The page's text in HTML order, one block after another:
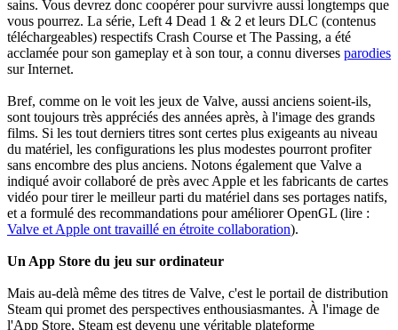
sains. Vous devrez donc coopérer pour survivre aussi longtemps que
vous pourrez. La série, Left 4 Dead 1 & 2 et leurs DLC (contenus
téléchargeables) respectifs Crash Course et The Passing, a été
acclamée pour son gameplay et à son tour, a connu diverses parodies
sur Internet.
Bref, comme on le voit les jeux de Valve, aussi anciens soient-ils,
sont toujours très appréciés des années après, à l'image des grands
films. Si les tout derniers titres sont certes plus exigeants au niveau
du matériel, les configurations les plus modestes pourront profiter
sans encombre des plus anciens. Notons également que Valve a
indiqué avoir collaboré de près avec Apple et les fabricants de cartes
vidéo pour tirer le meilleur parti du matériel dans ses portages natifs,
et a formulé des recommandations pour améliorer OpenGL (lire :
Valve et Apple ont travaillé en étroite collaboration).
Un App Store du jeu sur ordinateur
Mais au-delà même des titres de Valve, c'est le portail de distribution
Steam qui promet des perspectives enthousiasmantes. À l'image de
l'App Store, Steam est devenu une véritable plateforme